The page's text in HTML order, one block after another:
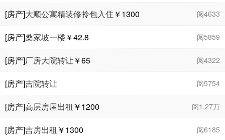
阅4633
[房产]大顺公寓精装修拎包入住 ￥1300
阅5859
[房产]桑家坡一楼 ￥42.8
阅4322
[房产]厂房大院转让 ￥65
阅5754
[房产]吉院转让
阅1.27万
[房产]高层房屋出租 ￥1200
阅6185
[房产]吉房出租 ￥1300